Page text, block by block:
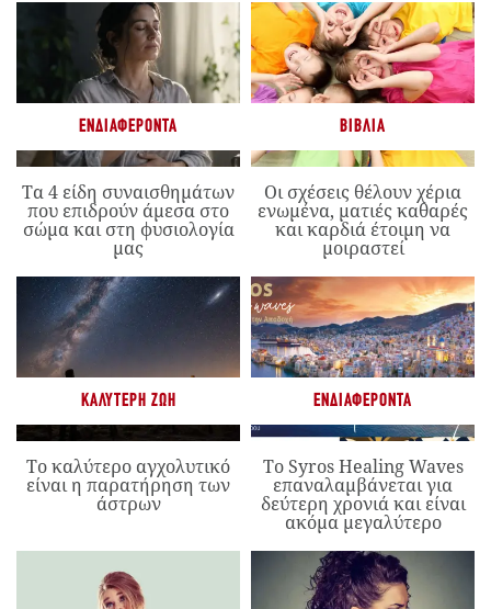
ΕΝΔΙΑΦΈΡΟΝΤΑ
Τα 4 είδη συναισθημάτων
που επιδρούν άμεσα στο
σώμα και στη φυσιολογία
μας
ΒΙΒΛΊΑ
Οι σχέσεις θέλουν χέρια
ενωμένα, ματιές καθαρές
και καρδιά έτοιμη να
μοιραστεί
ΚΑΛΎΤΕΡΗ ΖΩΉ
Το καλύτερο αγχολυτικό
είναι η παρατήρηση των
άστρων
ΕΝΔΙΑΦΈΡΟΝΤΑ
Το Syros Healing Waves
επαναλαμβάνεται για
δεύτερη χρονιά και είναι
ακόμα μεγαλύτερο